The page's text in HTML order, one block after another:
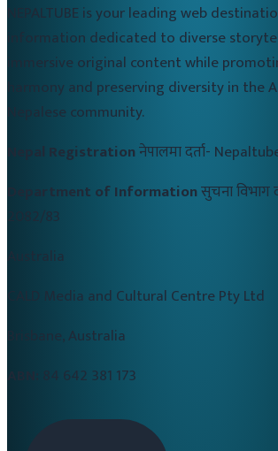
NEPALTUBE is your leading web
information dedicated to diverse
immersive original content while
harmony and preserving diversity in the
Nepalese community.
Nepal Registrationनेपालमा दर्ता-
Department of Informationसुचना विभाग
2082/83
Australia
CALD Media and Cultural Centre Pty Ltd
Brisbane, Australia
84 642 381 173